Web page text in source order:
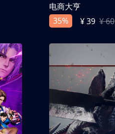
电商大亨
35%
¥ 39 ¥ 60